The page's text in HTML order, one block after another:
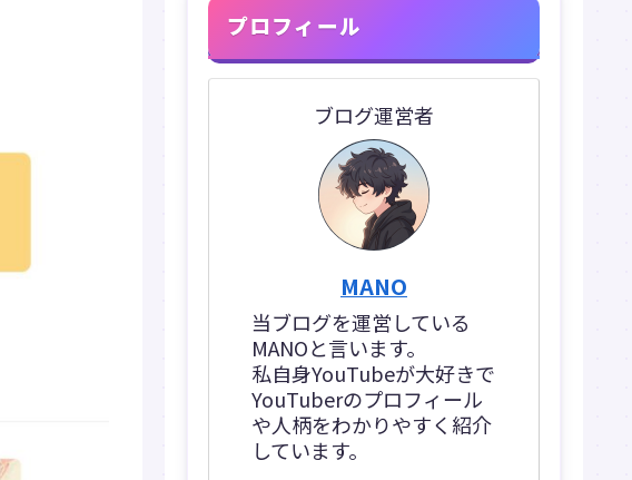
プロフィール
ブログ運営者
MANO
当ブログを運営している
MANOと言います。
私自身YouTubeが大好きで
YouTuberのプロフィール
や人柄をわかりやすく紹介
しています。